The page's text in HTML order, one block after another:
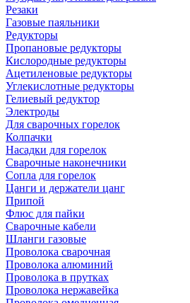
Резаки
Газовые паяльники
Редукторы
Пропановые редукторы
Кислородные редукторы
Ацетиленовые редукторы
Углекислотные редукторы
Гелиевый редуктор
Электроды
Для сварочных горелок
Колпачки
Насадки для горелок
Сварочные наконечники
Сопла для горелок
Цанги и держатели цанг
Припой
Флюс для пайки
Сварочные кабели
Шланги газовые
Проволока сварочная
Проволока алюминий
Проволока в прутках
Проволока нержавейка